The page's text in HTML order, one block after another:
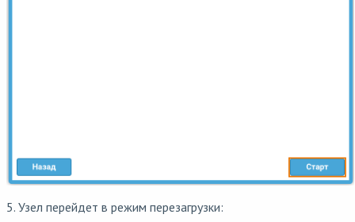
5. Узел перейдет в режим перезагрузки: